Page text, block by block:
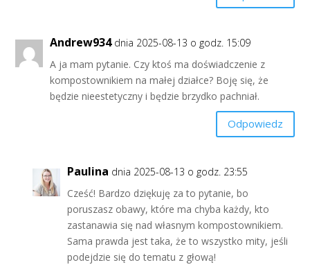
Andrew934 dnia 2025-08-13 o godz. 15:09
A ja mam pytanie. Czy ktoś ma doświadczenie z
kompostownikiem na małej działce? Boję się, że
będzie nieestetyczny i będzie brzydko pachniał.
Odpowiedz
Paulina dnia 2025-08-13 o godz. 23:55
Cześć! Bardzo dziękuję za to pytanie, bo
poruszasz obawy, które ma chyba każdy, kto
zastanawia się nad własnym kompostownikiem.
Sama prawda jest taka, że to wszystko mity, jeśli
podejdzie się do tematu z głową!